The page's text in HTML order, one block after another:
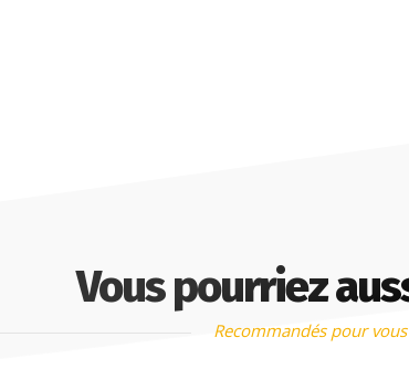
Vous pourriez
Recommandés pour vous